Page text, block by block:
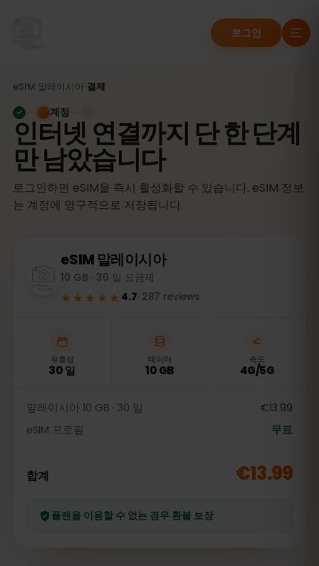
로그인
eSIM 말레이시아 결제
인터넷 연결까지 단 한 단계
만 남았습니다
로그인하면 eSIM을 즉시 활성화할 수 있습니다. eSIM 정보
는 계정에 영구적으로 저장됩니다.
계정
eSIM 말레이시아
10 GB · 30 일 요금제
★★★★★ 4.7· 287 reviews
유효성
30 일
데이터
10 GB
속도
4G/5G
말레이시아 10 GB · 30 일
€13.99
eSIM 프로필
무료
합계 €13.99
플랜을 이용할 수 없는 경우 환불 보장